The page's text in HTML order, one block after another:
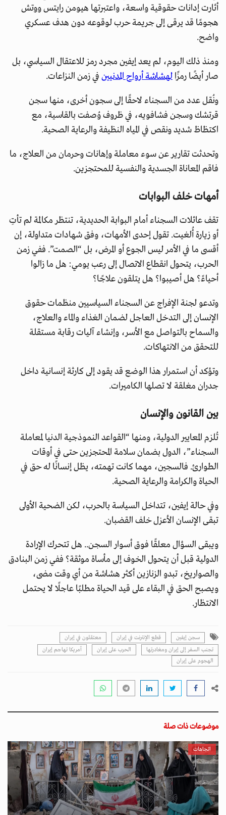
أثارت إدانات حقوقية واسعة، واعتبرتها هيومن رايتس ووتش
هجومًا قد يرقى إلى جريمة حرب لوقوعه دون هدف عسكري
واضح.
ومنذ ذلك اليوم، لم يعد إيفين مجرد رمز للاعتقال السياسي، بل
صار أيضًا رمزًا لهشاشة أرواح المدنيين في زمن النزاعات.
ونُقل عدد من السجناء لاحقًا إلى سجون أخرى، منها سجن
قرتشك وسجن فشافويه، في ظروف وُصفت بالقاسية، مع
اكتظاظ شديد ونقص في المياه النظيفة والرعاية الصحية.
وتحدثت تقارير عن سوء معاملة وإهانات وحرمان من العلاج، ما
فاقم المعاناة الجسدية والنفسية للمحتجزين.
أمهات خلف البوابات
تقف عائلات السجناء أمام البوابة الحديدية، تنتظر مكالمة لم تأتِ
أو زيارة أُلغيت. تقول إحدى الأمهات، وفق شهادات متداولة، إن
أقسى ما في الأمر ليس الجوع أو المرض، بل “الصمت”. ففي زمن
الحرب، يتحول انقطاع الاتصال إلى رعب يومي: هل ما زالوا
أحياءً؟ هل أصيبوا؟ هل يتلقون علاجًا؟
وتدعو لجنة الإفراج عن السجناء السياسيين منظمات حقوق
الإنسان إلى التدخل العاجل لضمان الغذاء والماء والعلاج،
والسماح بالتواصل مع الأسر، وإنشاء آليات رقابة مستقلة
للتحقق من الانتهاكات.
وتؤكد أن استمرار هذا الوضع قد يقود إلى كارثة إنسانية داخل
جدران مغلقة لا تصلها الكاميرات.
بين القانون والإنسان
تُلزم المعايير الدولية، ومنها “القواعد النموذجية الدنيا لمعاملة
السجناء”، الدول بضمان سلامة المحتجزين حتى في أوقات
الطوارئ. فالسجين، مهما كانت تهمته، يظل إنسانًا له حق في
الحياة والكرامة والرعاية الصحية.
وفي حالة إيفين، تتداخل السياسة بالحرب، لكن الضحية الأولى
تبقى الإنسان الأعزل خلف القضبان.
ويبقى السؤال معلقًا فوق أسوار السجن.. هل تتحرك الإرادة
الدولية قبل أن يتحول الخوف إلى مأساة موثقة؟ ففي زمن البنادق
والصواريخ، تبدو الزنازين أكثر هشاشة من أي وقت مضى،
ويصبح الحق في البقاء على قيد الحياة مطلبًا عاجلًا لا يحتمل
الانتظار.
سجن إيفين قطع الإنترنت في إيران
معتقلون في إيران
تجنب السفر إلى إيران ومغادرتها
الحرب على إيران
أمريكا تهاجم إيران
الهجوم على إيران
موضوعات ذات صلة
اتجاهات